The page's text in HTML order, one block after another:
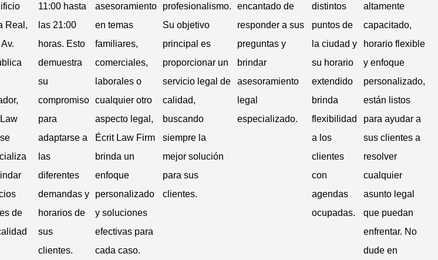
Real,
de
11:00 hasta
las 21:00
horas. Esto
demuestra
su
compromiso
para
adaptarse a
las
diferentes
demandas y
horarios de
sus
clientes.
asesoramiento
en temas
familiares,
comerciales,
laborales o
cualquier otro
aspecto legal,
Écrit Law Firm
brinda un
enfoque
personalizado
y soluciones
efectivas para
cada caso.
profesionalismo.
Su objetivo
principal es
proporcionar un
servicio legal de
calidad,
buscando
siempre la
mejor solución
para sus
clientes.
encantado de
responder a sus
preguntas y
brindar
asesoramiento
legal
especializado.
distintos
puntos de
la ciudad y
su horario
extendido
brinda
flexibilidad
a los
clientes
con
agendas
ocupadas.
altamente
capacitado,
horario flexible
y enfoque
personalizado,
están listos
para ayudar a
sus clientes a
resolver
cualquier
asunto legal
que puedan
enfrentar. No
dude en